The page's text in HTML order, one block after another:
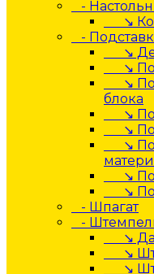
-
↘
-
↘
↘
↘
блока
↘
↘
↘
↘
↘
- Шпагат
-
↘
↘
↘